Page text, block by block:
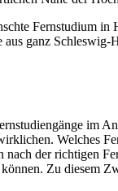
Fernstudium
ganz
im
Welches
der richtigen
Zu diesem